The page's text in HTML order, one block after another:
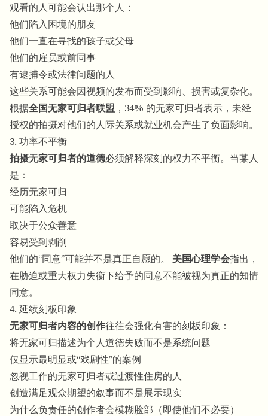
观看的人可能会认出那个人：
他们陷入困境的朋友
他们一直在寻找的孩子或父母
他们的雇员或前同事
有逮捕令或法律问题的人
这些关系可能会因视频的发布而受到影响、损害或复杂化。
根据全国无家可归者联盟 ，34% 的无家可归者表示，未经
授权的拍摄对他们的人际关系或就业机会产生了负面影响。
3. 功率不平衡
拍摄无家可归者的道德必须解释深刻的权力不平衡。当某人
是：
经历无家可归
可能陷入危机
取决于公众善意
容易受到剥削
他们的“同意”可能并不是真正自愿的。 美国心理学会指出，
在胁迫或重大权力失衡下给予的同意不能被视为真正的知情
同意。
4. 延续刻板印象
无家可归者内容的创作往往会强化有害的刻板印象：
将无家可归描述为个人道德失败而不是系统问题
仅显示最明显或“戏剧性”的案例
忽视工作的无家可归者或过渡性住房的人
创造满足观众期望的叙事而不是展示现实
为什么负责任的创作者会模糊脸部（即使他们不必要）